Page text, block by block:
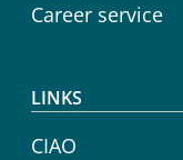
Career service
LINKS
CIAO